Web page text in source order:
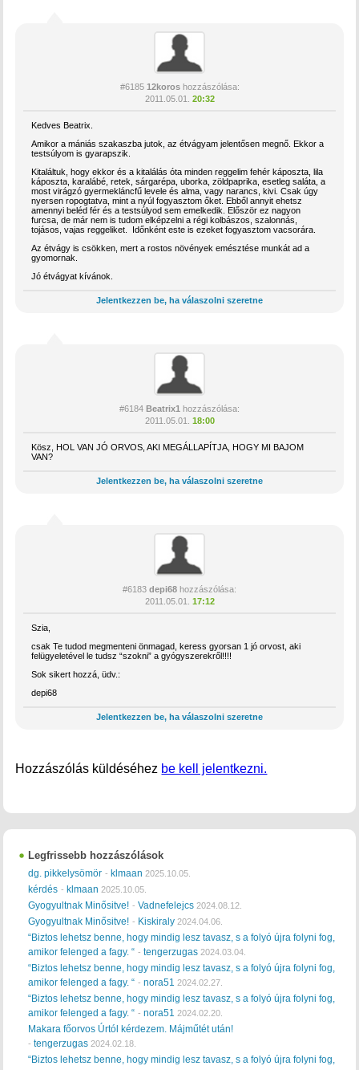
#6185 12koroshozzászólása:
2011.05.01.
20:32
Kedves Beatrix.
Amikor a mániás szakaszba jutok, az étvágyam jelentősen megnő. Ekkor a
testsúlyom is gyarapszik.
Kitaláltuk, hogy ekkor és a kitalálás óta minden reggelim fehér káposzta, lila
káposzta, karalábé, retek, sárgarépa, uborka, zöldpaprika, esetleg saláta, a
most virágzó gyermekláncfű levele és alma, vagy narancs, kivi. Csak úgy
nyersen ropogtatva, mint a nyúl fogyasztom őket. Ebből annyit ehetsz
amennyi beléd fér és a testsúlyod sem emelkedik. Először ez nagyon
furcsa, de már nem is tudom elképzelni a régi kolbászos, szalonnás,
tojásos, vajas reggeliket. Időnként este is ezeket fogyasztom vacsorára.
Az étvágy is csökken, mert a rostos növények emésztése munkát ad a
gyomornak.
Jó étvágyat kívánok.
Jelentkezzen be, ha válaszolni szeretne
#6184 Beatrix1 hozzászólása:
2011.05.01.
18:00
Kösz, HOL VAN JÓ ORVOS, AKI MEGÁLLAPÍTJA, HOGY MI BAJOM
VAN?
Jelentkezzen be, ha válaszolni szeretne
#6183 depi68 hozzászólása:
2011.05.01.
17:12
Szia,
csak Te tudod megmenteni önmagad, keress gyorsan 1 jó orvost, aki
felügyeletével le tudsz “szokni” a gyógyszerekről!!!!
Sok sikert hozzá, üdv.:
depi68
Jelentkezzen be, ha válaszolni szeretne
Hozzászólás küldéséhez be kell jelentkezni.
Legfrissebb hozzászólások
dg. pikkelysömör - klmaan 2025.10.05.
kérdés - klmaan 2025.10.05.
Gyogyultnak Minősitve! -Vadnefelejcs 2024.08.12.
Gyogyultnak Minősitve! - Kiskiraly 2024.04.06.
“Biztos lehetsz benne, hogy mindig lesz tavasz, s a folyó újra folyni fog,
amikor felenged a fagy. “ -tengerzugas 2024.03.04.
“Biztos lehetsz benne, hogy mindig lesz tavasz, s a folyó újra folyni fog,
amikor felenged a fagy. “ -nora51 2024.02.27.
“Biztos lehetsz benne, hogy mindig lesz tavasz, s a folyó újra folyni fog,
amikor felenged a fagy. “ -nora51 2024.02.20.
Makara főorvos Úrtól kérdezem. Májműtét után!
-tengerzugas 2024.02.18.
“Biztos lehetsz benne, hogy mindig lesz tavasz, s a folyó újra folyni fog,